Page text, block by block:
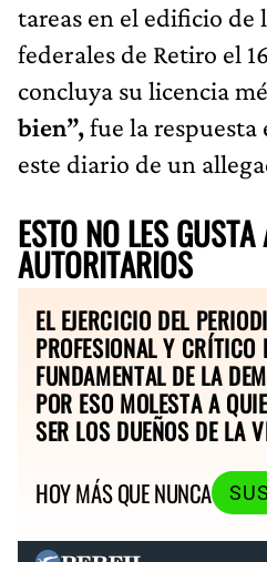
tareas en el edificio de
federales de Retiro el
concluya su licencia
bien”,fue la respuesta
este diario de un
ESTO NO LES
AUTORITARIOS
EL EJERCICIO DEL
PROFESIONAL Y CRÍTICO
FUNDAMENTAL DE LA
POR ESO MOLESTA A
SER LOS DUEÑOS DE LA
HOY MÁS QUE NUNCA